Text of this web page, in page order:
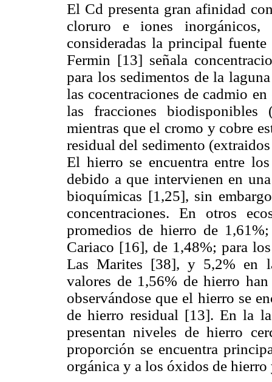
El Cd presenta gran afinidad
cloruro e iones inorgánicos,
consideradas la principal
Fermin [13] señala
para los sedimentos de la
las cocentraciones de cadmio
las fracciones
mientras que el cromo y cobre
residual del sedimento
El hierro se encuentra entre
debido a que intervienen en
bioquímicas [1,25], sin
concentraciones. En otros
promedios de hierro de
Cariaco [16], de 1,48%; para
Las Marites [38], y 5,2% en
valores de 1,56% de hierro
observándose que el hierro se
de hierro residual [13]. En la
presentan niveles de hierro
proporción se encuentra
orgánica y a los óxidos de